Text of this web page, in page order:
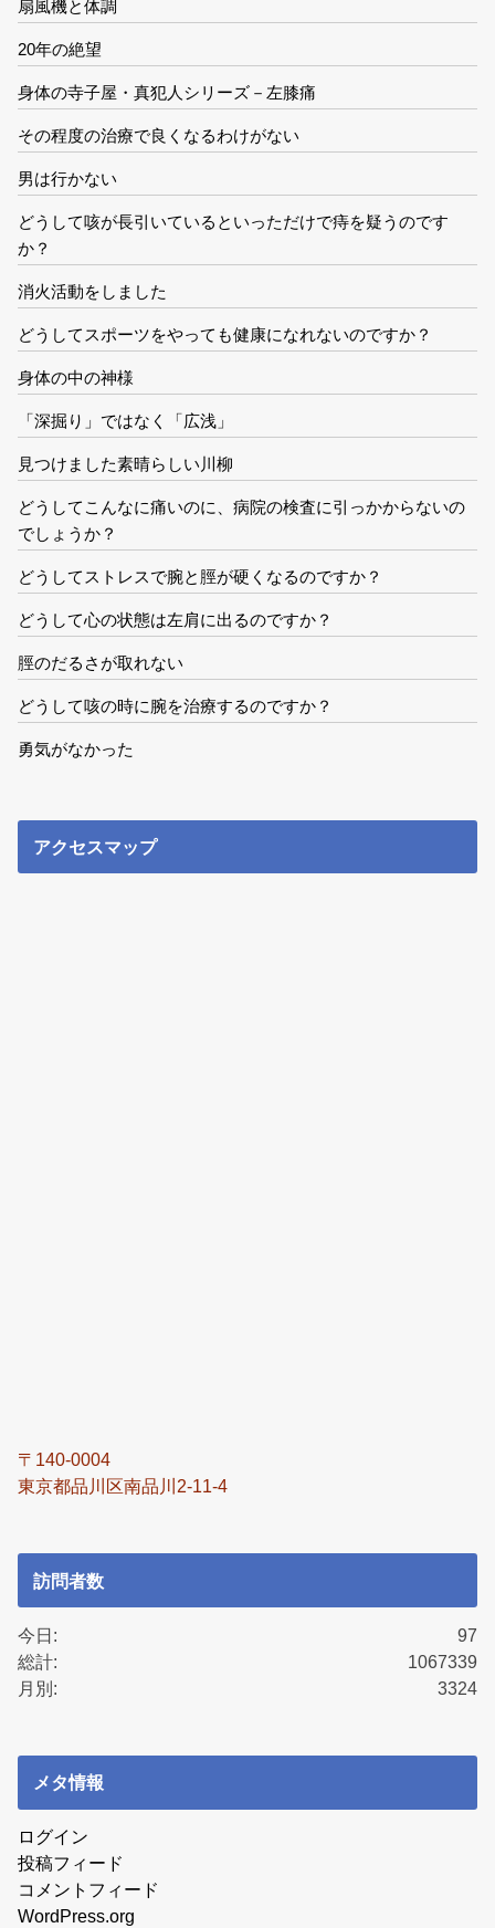
扇風機と体調
20年の絶望
身体の寺子屋・真犯人シリーズ－左膝痛
その程度の治療で良くなるわけがない
男は行かない
どうして咳が長引いているといっただけで痔を疑うのです
か？
消火活動をしました
どうしてスポーツをやっても健康になれないのですか？
身体の中の神様
「深掘り」ではなく「広浅」
見つけました素晴らしい川柳
どうしてこんなに痛いのに、病院の検査に引っかからないの
でしょうか？
どうしてストレスで腕と脛が硬くなるのですか？
どうして心の状態は左肩に出るのですか？
脛のだるさが取れない
どうして咳の時に腕を治療するのですか？
勇気がなかった
アクセスマップ
〒140-0004
東京都品川区南品川2-11-4
訪問者数
97
今日:
1067339
総計:
3324
月別:
メタ情報
ログイン
投稿フィード
コメントフィード
WordPress.org